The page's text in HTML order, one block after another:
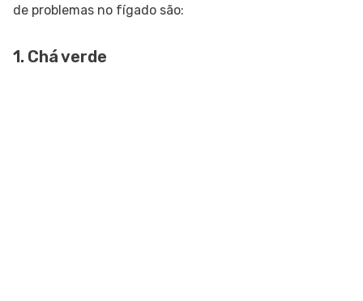
de problemas no fígado são:
1. Chá verde